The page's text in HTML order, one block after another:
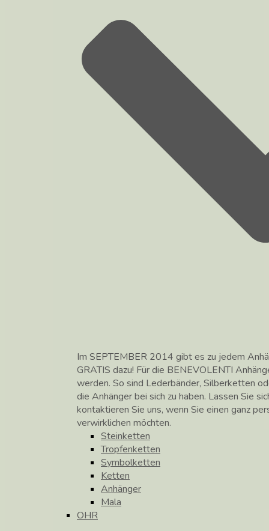
Im SEPTEMBER 2014 gibt es zu jedem
GRATIS dazu! Für die BENEVOLENTI
werden. So sind Lederbänder, Silberketten
die Anhänger bei sich zu haben. Lassen Sie
kontaktieren Sie uns, wenn Sie einen ganz
verwirklichen möchten.
Steinketten
Tropfenketten
Symbolketten
Ketten
Anhänger
Mala
OHR